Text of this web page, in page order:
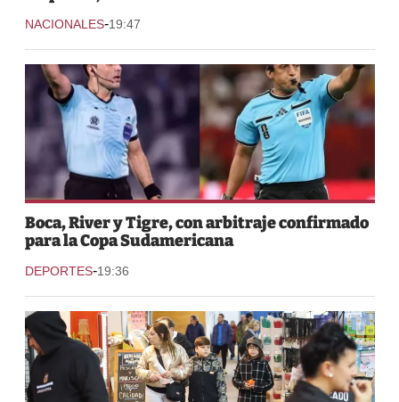
NACIONALES-19:47
Boca, River y Tigre, con arbitraje confirmado
para la Copa Sudamericana
DEPORTES-19:36